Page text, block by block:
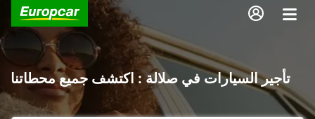
تأجير السيارات في صلالة : اكتشف جميع محطاتنا